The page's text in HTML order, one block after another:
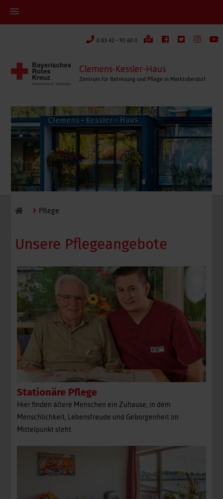
0 83 42 - 91 60 0
Clemens-Kessler-Haus
Zentrum für Betreuung und Pflege in Marktoberdorf
Pflege
Unsere Pflegeangebote
Stationäre Pflege
Hier finden ältere Menschen ein Zuhause, in dem
Menschlichkeit, Lebensfreude und Geborgenheit im
Mittelpunkt steht.